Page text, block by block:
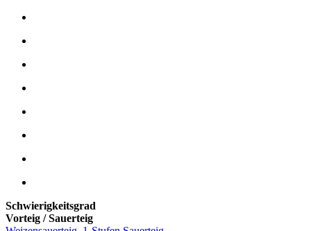
Schwierigkeitsgrad
Vorteig / Sauerteig